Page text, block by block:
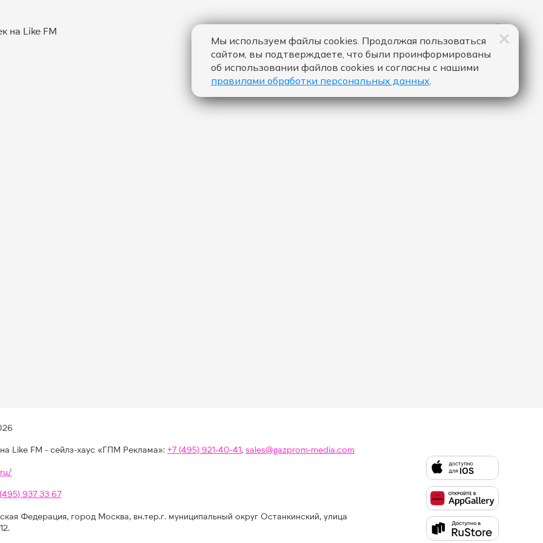
на Like FM - сейлз-хаус «ГПМ Реклама»:+7 (495) 921-40-41,sales@gazprom-media.com
937 33 67
Федерация, город Москва, вн.тер.г. муниципальный округ Останкинский, улица
Мы используем файлы cookies. Продолжая пользоваться
сайтом, вы подтверждаете, что были проинформированы
об использовании файлов cookies и согласны с нашими
правилами обработки персональных данных.